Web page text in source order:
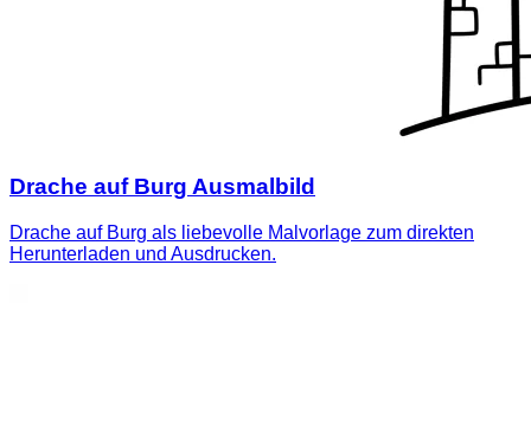
Drache auf Burg Ausmalbild
Drache auf Burg als liebevolle Malvorlage zum direkten
Herunterladen und Ausdrucken.